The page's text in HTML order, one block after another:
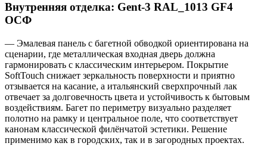
Внутренняя отделка: Gent-3 RAL_1013 GF4
ОСФ
— Эмалевая панель с багетной обводкой ориентирована на
сценарии, где металлическая входная дверь должна
гармонировать с классическим интерьером. Покрытие
SoftTouch снижает зеркальность поверхности и приятно
отзывается на касание, а итальянский сверхпрочный лак
отвечает за долговечность цвета и устойчивость к бытовым
воздействиям. Багет по периметру визуально разделяет
полотно на рамку и центральное поле, что соответствует
канонам классической филёнчатой эстетики. Решение
применимо как в городских, так и в загородных проектах.